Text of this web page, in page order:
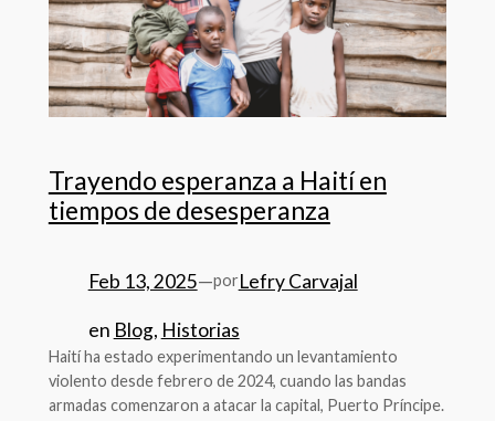
Trayendo esperanza a Haití en
tiempos de desesperanza
Feb 13, 2025—porLefry Carvajal
en Blog, Historias
Haití ha estado experimentando un levantamiento
violento desde febrero de 2024, cuando las bandas
armadas comenzaron a atacar la capital, Puerto Príncipe.